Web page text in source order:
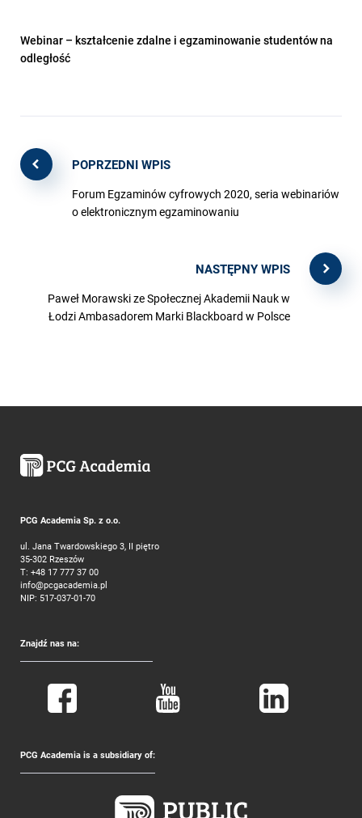
Webinar – kształcenie zdalne i egzaminowanie studentów na
odległość
POPRZEDNI WPIS
Forum Egzaminów cyfrowych 2020, seria webinariów
o elektronicznym egzaminowaniu
NASTĘPNY WPIS
Paweł Morawski ze Społecznej Akademii Nauk w
Łodzi Ambasadorem Marki Blackboard w Polsce
PCG Academia Sp. z o.o.
ul. Jana Twardowskiego 3, II piętro
35-302 Rzeszów
T: +48 17 777 37 00
info@pcgacademia.pl
NIP: 517-037-01-70
Znajdź nas na:
PCG Academia is a subsidiary of: